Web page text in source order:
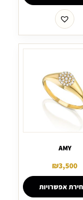
AMY
₪3,500
אפשרויות